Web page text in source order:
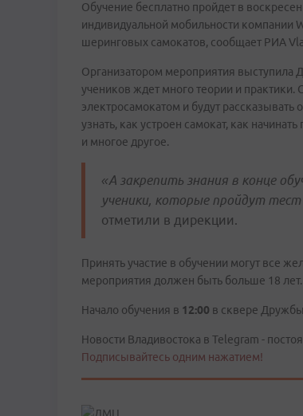
Обучение бесплатно пройдет в
индивидуальной мобильности компании
шеринговых самокатов, сообщает РИА
Организатором мероприятия выступила
учеников ждет много теории и
электросамокатом и будут
узнать, как устроен самокат, как
и многое другое.
«А закрепить знания в конце
ученики, которые пройдут
отметили в дирекции.
Принять участие в обучении могут все
мероприятия должен быть больше 18 лет.
Начало обучения в 12:00 в сквере Дружбы
Новости Владивостока в Telegram -
Подписывайтесь одним нажатием!